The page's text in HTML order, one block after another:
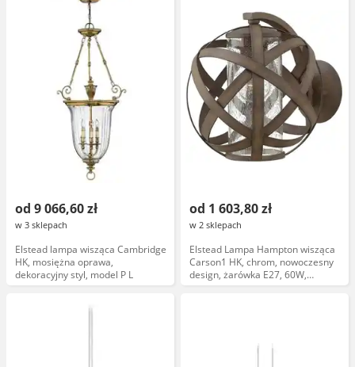
od 9 066,60 zł
w 3 sklepach
Elstead lampa wisząca Cambridge
HK, mosiężna oprawa,
dekoracyjny styl, model P L
od 1 603,80 zł
w 2 sklepach
Elstead Lampa Hampton wisząca
Carson1 HK, chrom, nowoczesny
design, żarówka E27, 60W,
kolekcja Carson